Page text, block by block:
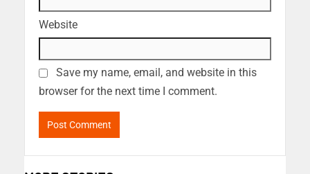
Website
Save my name, email, and website in this
browser for the next time I comment.